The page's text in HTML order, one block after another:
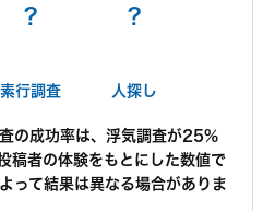
?
素行調査
?
人探し
の成功率は、浮気調査が25%
稿者の体験をもとにした数値で
って結果は異なる場合がありま